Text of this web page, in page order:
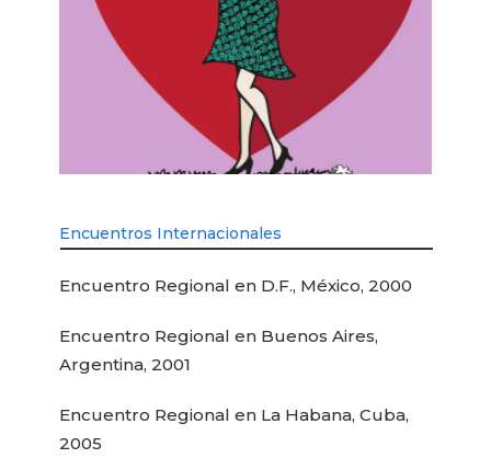
Encuentros Internacionales
Encuentro Regional en D.F., México, 2000
Encuentro Regional en Buenos Aires,
Argentina, 2001
Encuentro Regional en La Habana, Cuba,
2005